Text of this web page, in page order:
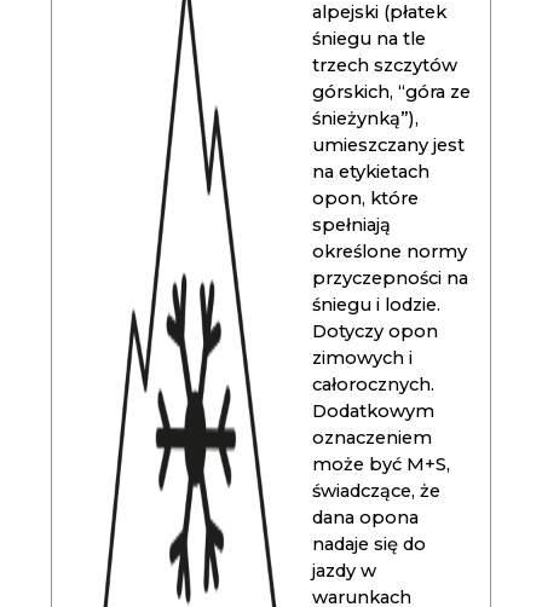
alpejski (płatek
śniegu na tle
trzech szczytów
górskich, “góra ze
śnieżynką”),
umieszczany jest
na etykietach
opon, które
spełniają
określone normy
przyczepności na
śniegu i lodzie.
Dotyczy opon
zimowych i
całorocznych.
Dodatkowym
oznaczeniem
może być M+S,
świadczące, że
dana opona
nadaje się do
jazdy w
warunkach